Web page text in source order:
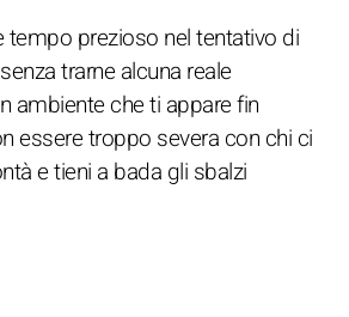
tempo prezioso nel tentativo di
trarne alcuna reale
ambiente che ti appare fin
essere troppo severa con chi ci
e tieni a bada gli sbalzi